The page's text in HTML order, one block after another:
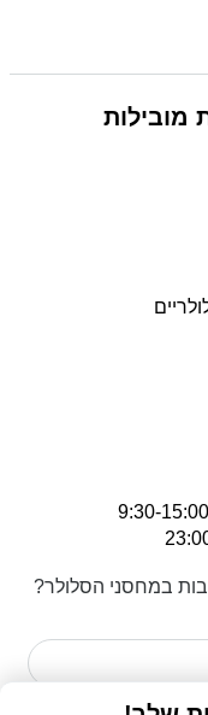
במחסני הסלולר?
ואני מסכים/ה
מובילות